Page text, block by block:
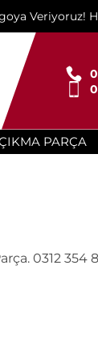
Veriyoruz!
Teslimat
PARÇA
0312 354